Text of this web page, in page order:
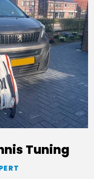
Tuning